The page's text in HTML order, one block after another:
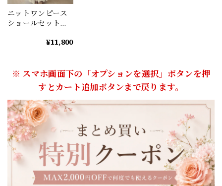
ニットワンピース
ショールセット
¥11,800
※ スマホ画面下の「オプションを選択」ボタンを押
すとカート追加ボタンまで戻ります。